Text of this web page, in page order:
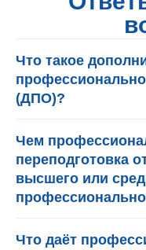
Что такое
(ДПО)?
Чем
переподготовка
высшего или
Что даёт